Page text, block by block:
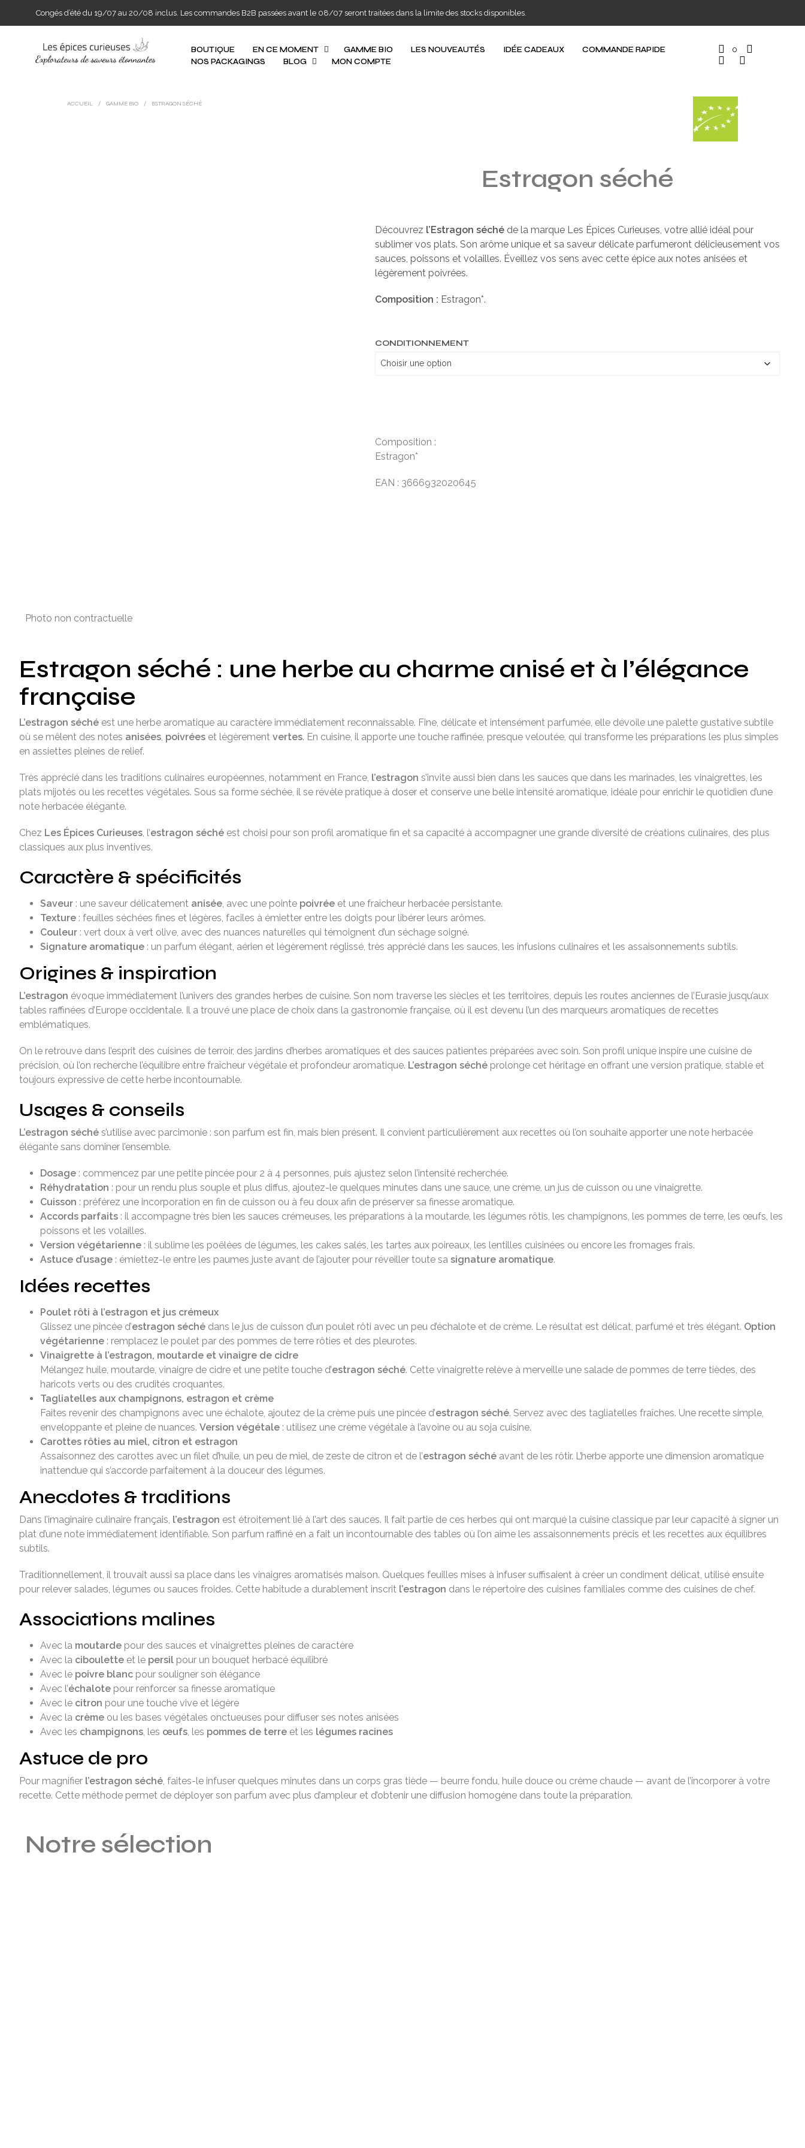
Congés d’été du 19/07 au 20/08 inclus. Les commandes B2B passées avant le 08/07 seront traitées dans la limite des stocks disponibles.
BOUTIQUE EN CE MOMENT GAMME BIO LES NOUVEAUTÉS IDÉE CADEAUX
COMMANDE RAPIDE
NOS PACKAGINGS
BLOG MON COMPTE
0
ACCUEIL / GAMME BIO / ESTRAGON SÉCHÉ
Photo non contractuelle
Estragon séché
Découvrez l’Estragon séchéde la marque Les Épices Curieuses, votre allié idéal pour
sublimer vos plats. Son arôme unique et sa saveur délicate parfumeront délicieusement vos
sauces, poissons et volailles. Éveillez vos sens avec cette épice aux notes anisées et
légèrement poivrées.
Composition : Estragon*.
CONDITIONNEMENT
Composition :
Estragon*
EAN : 3666932020645
Estragon séché : une herbe au charme anisé et à l’élégance
française
L’estragon séché est une herbe aromatique au caractère immédiatement reconnaissable. Fine, délicate et intensément parfumée, elle dévoile une palette gustative subtile
où se mêlent des notes anisées poivrées et légèrement vertes. En cuisine, il apporte une touche raffinée, presque veloutée, qui transforme les préparations les plus simples
en assiettes pleines de relief.
Très apprécié dans les traditions culinaires européennes, notamment en France, l’estragon s’invite aussi bien dans les sauces que dans les marinades, les vinaigrettes, les
plats mijotés ou les recettes végétales. Sous sa forme séchée, il se révèle pratique à doser et conserve une belle intensité aromatique, idéale pour enrichir le quotidien d’une
note herbacée élégante.
Chez Les Épices Curieuses , l’estragon séché est choisi pour son profil aromatique fin et sa capacité à accompagner une grande diversité de créations culinaires, des plus
classiques aux plus inventives.
Caractère & spécificités
Saveur : une saveur délicatement anisée , avec une pointe poivrée et une fraîcheur herbacée persistante.
Texture : feuilles séchées fines et légères, faciles à émietter entre les doigts pour libérer leurs arômes.
Couleur : vert doux à vert olive, avec des nuances naturelles qui témoignent d’un séchage soigné.
Signature aromatique : un parfum élégant, aérien et légèrement réglissé, très apprécié dans les sauces, les infusions culinaires et les assaisonnements subtils.
Origines & inspiration
L’estragon évoque immédiatement l’univers des grandes herbes de cuisine. Son nom traverse les siècles et les territoires, depuis les routes anciennes de l’Eurasie jusqu’aux
tables raffinées d’Europe occidentale. Il a trouvé une place de choix dans la gastronomie française, où il est devenu l’un des marqueurs aromatiques de recettes
emblématiques.
On le retrouve dans l’esprit des cuisines de terroir, des jardins d’herbes aromatiques et des sauces patientes préparées avec soin. Son profil unique inspire une cuisine de
précision, où l’on recherche l’équilibre entre fraîcheur végétale et profondeur aromatique. L’estragon séché prolonge cet héritage en offrant une version pratique, stable et
toujours expressive de cette herbe incontournable.
Usages & conseils
L’estragon séché s’utilise avec parcimonie : son parfum est fin, mais bien présent. Il convient particulièrement aux recettes où l’on souhaite apporter une note herbacée
élégante sans dominer l’ensemble.
Dosage : commencez par une petite pincée pour 2 à 4 personnes, puis ajustez selon l’intensité recherchée.
Réhydratation : pour un rendu plus souple et plus diffus, ajoutez-le quelques minutes dans une sauce, une crème, un jus de cuisson ou une vinaigrette.
Cuisson : préférez une incorporation en fin de cuisson ou à feu doux afin de préserver sa finesse aromatique.
Accords parfaits : il accompagne très bien les sauces crémeuses, les préparations à la moutarde, les légumes rôtis, les champignons, les pommes de terre, les œufs, les
poissons et les volailles.
Version végétarienne : il sublime les poêlées de légumes, les cakes salés, les tartes aux poireaux, les lentilles cuisinées ou encore les fromages frais.
Astuce d’usage : émiettez-le entre les paumes juste avant de l’ajouter pour réveiller toute sa signature aromatique.
Idées recettes
Poulet rôti à l’estragon et jus crémeux
Glissez une pincée d’estragon séché dans le jus de cuisson d’un poulet rôti avec un peu d’échalote et de crème. Le résultat est délicat, parfumé et très élégant. Option
végétarienne : remplacez le poulet par des pommes de terre rôties et des pleurotes.
Vinaigrette à l’estragon, moutarde et vinaigre de cidre
Mélangez huile, moutarde, vinaigre de cidre et une petite touche d’estragon séché. Cette vinaigrette relève à merveille une salade de pommes de terre tièdes, des
haricots verts ou des crudités croquantes.
Tagliatelles aux champignons, estragon et crème
Faites revenir des champignons avec une échalote, ajoutez de la crème puis une pincée d’estragon séché. Servez avec des tagliatelles fraîches. Une recette simple,
enveloppante et pleine de nuances. Version végétale : utilisez une crème végétale à l’avoine ou au soja cuisine.
Carottes rôties au miel, citron et estragon
Assaisonnez des carottes avec un filet d’huile, un peu de miel, de zeste de citron et de l’estragon séché avant de les rôtir. L’herbe apporte une dimension aromatique
inattendue qui s’accorde parfaitement à la douceur des légumes.
Anecdotes & traditions
Dans l’imaginaire culinaire français, l’estragon est étroitement lié à l’art des sauces. Il fait partie de ces herbes qui ont marqué la cuisine classique par leur capacité à signer un
plat d’une note immédiatement identifiable. Son parfum raffiné en a fait un incontournable des tables où l’on aime les assaisonnements précis et les recettes aux équilibres
subtils.
Traditionnellement, il trouvait aussi sa place dans les vinaigres aromatisés maison. Quelques feuilles mises à infuser suffisaient à créer un condiment délicat, utilisé ensuite
pour relever salades, légumes ou sauces froides. Cette habitude a durablement inscrit l’estragon dans le répertoire des cuisines familiales comme des cuisines de chef.
Associations malines
Avec la moutarde pour des sauces et vinaigrettes pleines de caractère
Avec la ciboulette et le persil pour un bouquet herbacé équilibré
Avec le poivre blanc pour souligner son élégance
Avec l’échalote pour renforcer sa finesse aromatique
Avec le citron pour une touche vive et légère
Avec la crème ou les bases végétales onctueuses pour diffuser ses notes anisées
Avec les champignons , les œufs , les pommes de terre et les légumes racines
Astuce de pro
Pour magnifier l’estragon séché , faites-le infuser quelques minutes dans un corps gras tiède — beurre fondu, huile douce ou crème chaude — avant de l’incorporer à votre
recette. Cette méthode permet de déployer son parfum avec plus d’ampleur et d’obtenir une diffusion homogène dans toute la préparation.
Notre sélection